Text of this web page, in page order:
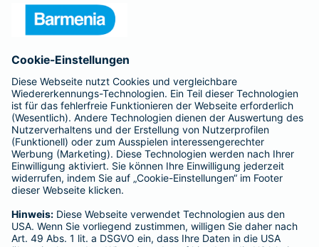
Barmenia ist Teil der BarmeniaGothaer
BELIEBTE SEITEN
Kranken-Zusatzversicherung
Tierversicherungen
Haftpflichtversicherung
Hausratversicherung
Adresse ändern
Schaden melden